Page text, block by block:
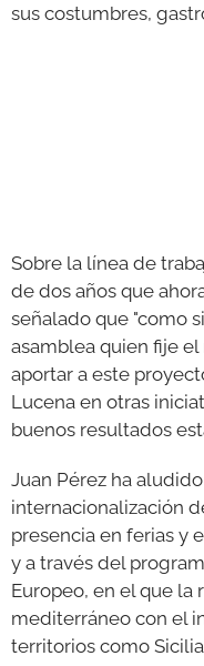
sus costumbres,
Sobre la línea de
de dos años que
señalado que "como
asamblea quien fije
aportar a este
Lucena en otras
buenos resultados
Juan Pérez ha
internacionalización
presencia en ferias y
y a través del
Europeo, en el que la
mediterráneo con el
territorios como